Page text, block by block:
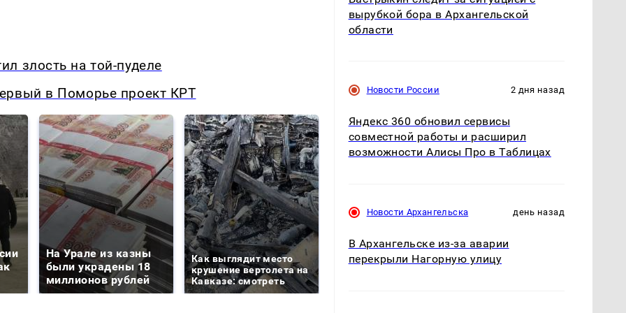
злость на той-пуделе
в Поморье проект КРТ
На Урале из казны
были украдены 18
миллионов рублей
Как выглядит место
крушение вертолета на
Кавказе: смотреть
Не ешьте эту
готовую еду из
В ОАЭ произошло
жестокое убийство
вырубкой бора в Архангельской
области
Новости России 2 дня назад
Яндекс 360 обновил сервисы
совместной работы и расширил
возможности Алисы Про в Таблицах
Новости Архангельска день назад
В Архангельске из-за аварии
перекрыли Нагорную улицу